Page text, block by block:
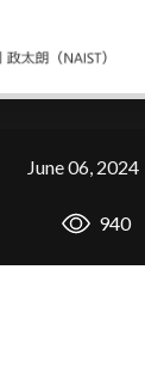
June 06, 2024
940